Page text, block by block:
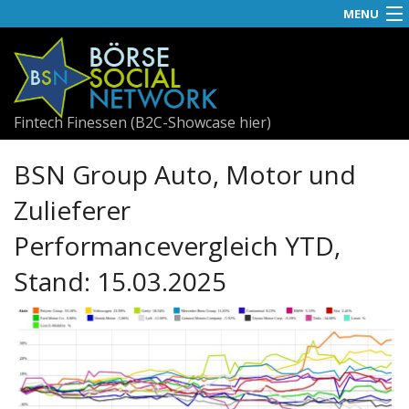
MENU
APA-OTS
Social
Best
Useletter
Visual RS
GBs
Awards
Fach-PDF
Fachhefte
Fintech Finessen (B2C-Showcase hier)
BSN Group Auto, Motor und
Zulieferer
Performancevergleich YTD,
Stand: 15.03.2025